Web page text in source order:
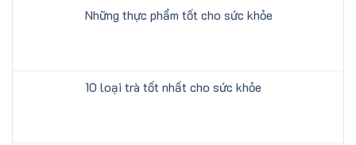
Những thực phẩm tốt cho sức khỏe
10 loại trà tốt nhất cho sức khỏe